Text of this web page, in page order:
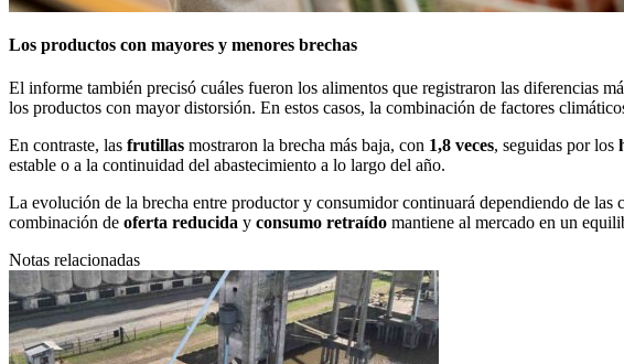
Los productos con mayores y menores brechas
El informe también precisó cuáles fueron los alimentos que registraron las diferencias
los productos con mayor distorsión. En estos casos, la combinación de factores
En contraste, las frutillas mostraron la brecha más baja, con 1,8 veces, seguidas por los
estable o a la continuidad del abastecimiento a lo largo del año.
La evolución de la brecha entre productor y consumidor continuará dependiendo de
combinación de oferta reducida y consumo retraído mantiene al mercado en un
Notas relacionadas